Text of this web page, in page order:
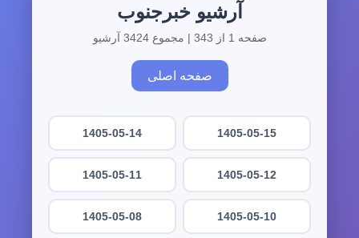
آرشیو خبرجنوب
صفحه 1 از 343 | مجموع 3424 آرشیو
صفحه اصلی
1405-05-15
1405-05-14
1405-05-12
1405-05-11
1405-05-10
1405-05-08